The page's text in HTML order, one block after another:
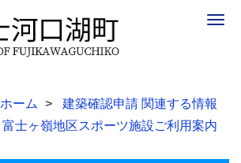
ホーム
建築確認申請 関連する情報
富士ヶ嶺地区スポーツ施設ご利用案内